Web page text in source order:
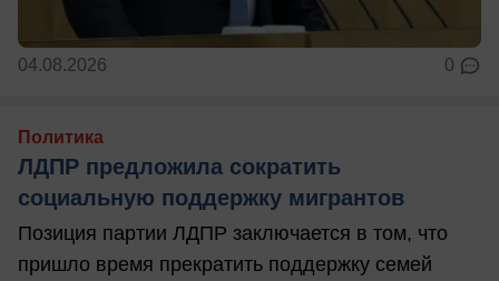
04.08.2026 0
Политика
ЛДПР предложила сократить
социальную поддержку мигрантов
Позиция партии ЛДПР заключается в том, что
пришло время прекратить поддержку семей